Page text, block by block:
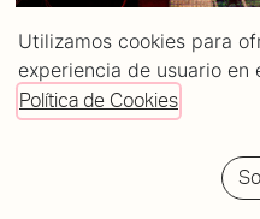
Utilizamos cookies para
experiencia de usuario en
Política de Cookies